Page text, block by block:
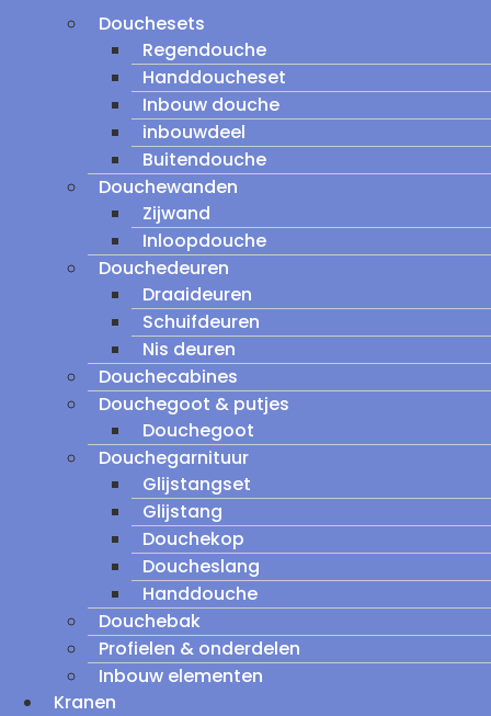
Douchesets
Regendouche
Handdoucheset
Inbouw douche
inbouwdeel
Buitendouche
Douchewanden
Zijwand
Inloopdouche
Douchedeuren
Draaideuren
Schuifdeuren
Nis deuren
Douchecabines
Douchegoot & putjes
Douchegoot
Douchegarnituur
Glijstangset
Glijstang
Douchekop
Doucheslang
Handdouche
Douchebak
Profielen & onderdelen
Inbouw elementen
Kranen